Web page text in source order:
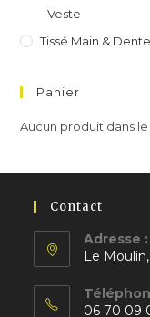
Veste
Tissé Main &
Panier
Aucun produit dans le
Contact
Adresse :
Le
dans
06 70 09